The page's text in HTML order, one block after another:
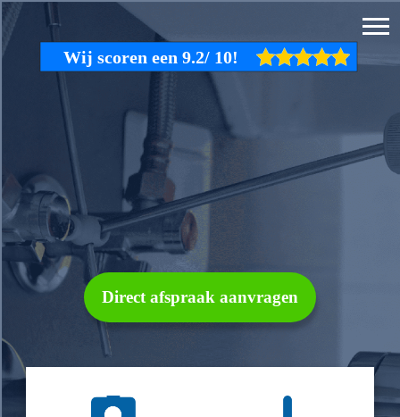
Direct afspraak aanvragen